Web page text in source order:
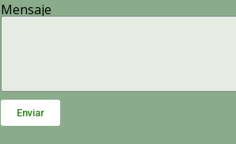
Mensaje
Enviar